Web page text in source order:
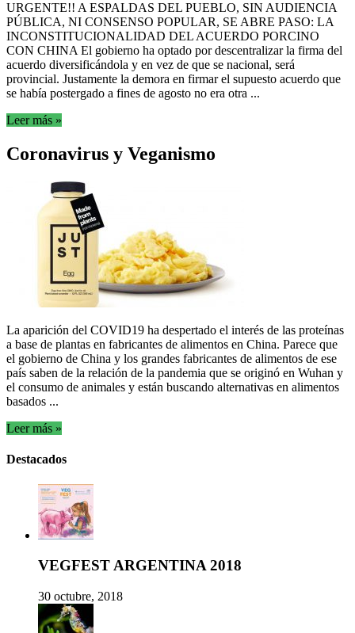
URGENTE!! A ESPALDAS DEL PUEBLO, SIN AUDIENCIA
PÚBLICA, NI CONSENSO POPULAR, SE ABRE PASO: LA
INCONSTITUCIONALIDAD DEL ACUERDO PORCINO
CON CHINA El gobierno ha optado por descentralizar la firma del
acuerdo diversificándola y en vez de que se nacional, será
provincial. Justamente la demora en firmar el supuesto acuerdo que
se había postergado a fines de agosto no era otra ...
Leer más »
Coronavirus y Veganismo
La aparición del COVID19 ha despertado el interés de las proteínas
a base de plantas en fabricantes de alimentos en China. Parece que
el gobierno de China y los grandes fabricantes de alimentos de ese
país saben de la relación de la pandemia que se originó en Wuhan y
el consumo de animales y están buscando alternativas en alimentos
basados ...
Leer más »
Destacados
VEGFEST ARGENTINA 2018
30 octubre, 2018